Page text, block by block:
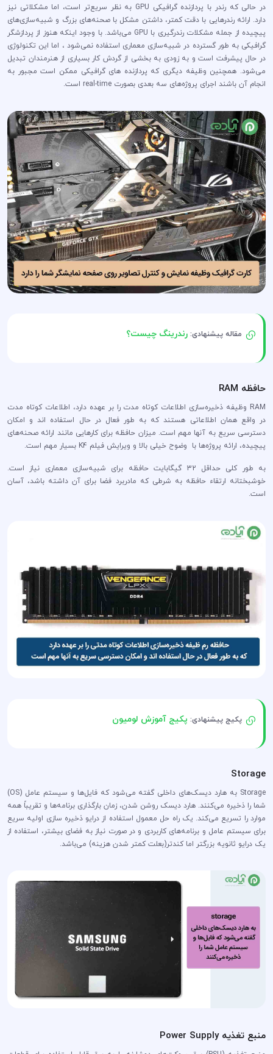
در حالی که رندر با پردازنده گرافیکی GPU به نظر سریع‌تر است، اما مشکلاتی نیز
دارد. ارائه رندرهایی با دقت کمتر، داشتن مشکل با صحنه‌های بزرگ و شبیه‌سازی‌های
پیچیده از جمله مشکلات رندرگیری با GPU می‌باشد. با وجود اینکه هنوز از پردازشگر
گرافیکی به طور گسترده در شبیه‌سازی معماری استفاده نمی‌شود ، اما این تکنولوژی
در حال پیشرفت است و به زودی به بخشی از گردش کار بسیاری از هنرمندان تبدیل
می‌شود. همچنین وظیفه دیگری که پردازنده های گرافیکی ممکن است مجبور به
انجام آن باشند اجرای پروژه‌های سه بعدی بصورت real-time است.
مقاله پیشنهادی:رندرینگ چیست؟
حافظه RAM
RAM وظیفه ذخیره‌سازی اطلاعات کوتاه مدت را بر عهده دارد، اطلاعات کوتاه مدت
در واقع همان اطلاعاتی هستند که به طور فعال در حال استفاده اند و امکان
دسترسی سریع به آنها مهم است. میزان حافظه برای کارهایی مانند ارائه صحنه‌های
پیچیده، ارائه پروژه‌ها با وضوح خیلی بالا و ویرایش فیلم K4 بسیار مهم است.
به طور کلی حداقل 32 گیگابایت حافظه برای شبیه‌سازی معماری نیاز است.
خوشبختانه ارتقاء حافظه به شرطی که مادربرد فضا برای آن داشته باشد، آسان
است.
پکیج پیشنهادی: پکیج آموزش لومیون
Storage
Storage به هارد دیسک‌های داخلی گفته می‌شود که فایل‌ها و سیستم عامل (OS)
شما را ذخیره می‌کنند. هارد دیسک روشن شدن، زمان بارگذاری برنامه‌ها و تقریباً همه
موارد را تسریع می‌کند. یک راه حل معمول استفاده از درایو ذخیره سازی اولیه سریع
برای سیستم عامل و برنامه‌های کاربردی و در صورت نیاز به فضای بیشتر، استفاده از
یک درایو ثانویه بزرگتر اما کندتر(بعلت کمتر شدن هزینه) می‌باشد.
منبع تغذیه Power Supply